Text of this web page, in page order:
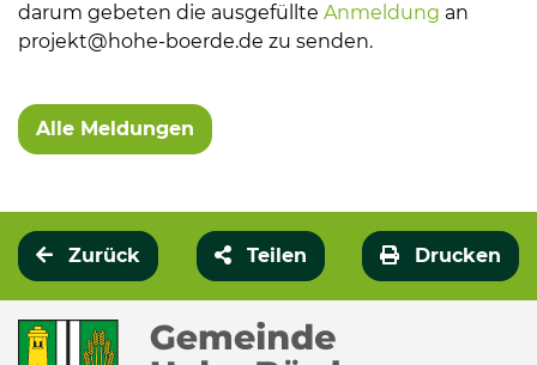
darum gebeten die ausgefüllte Anmeldung an
projekt@hohe-boerde.de zu senden.
Weitere Informationen
Alle Meldungen
Zurück Teilen Drucken